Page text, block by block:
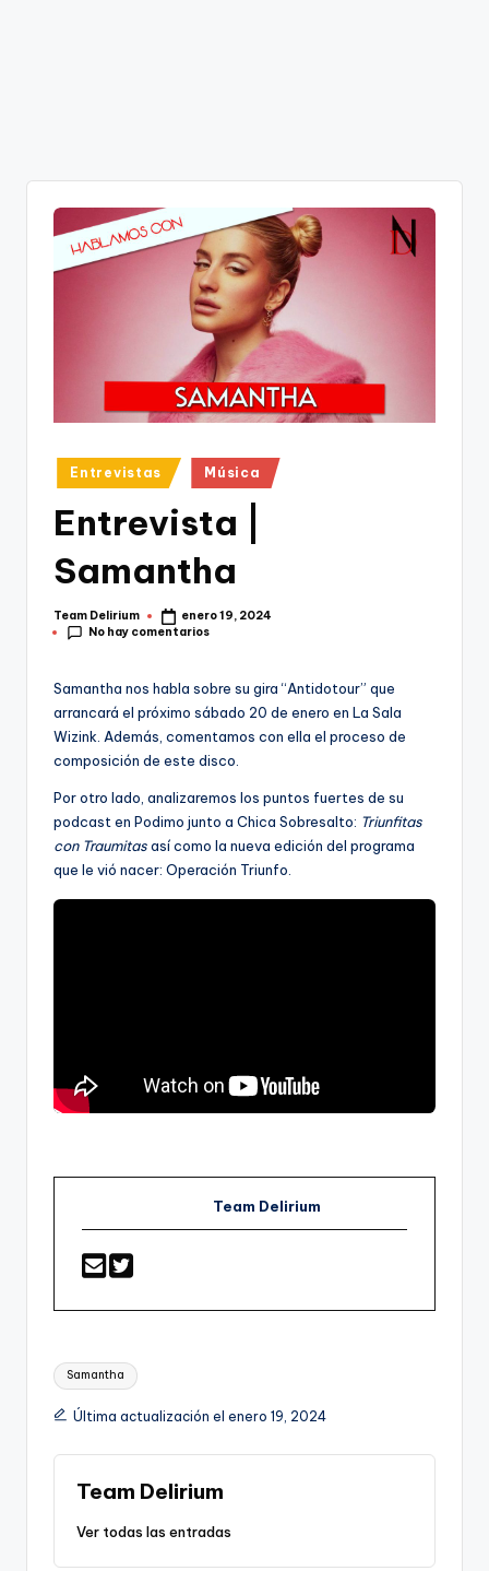
Publicado
en
Entrevistas Música
Entrevista |
Samantha
Publicado
por
Team Delirium
enero 19, 2024
No hay comentarios
Samantha nos habla sobre su gira “Antidotour” que
arrancará el próximo sábado 20 de enero en La Sala
Wizink. Además, comentamos con ella el proceso de
composición de este disco.
Por otro lado, analizaremos los puntos fuertes de su
podcast en Podimo junto a Chica Sobresalto: Triunfitas
con Traumitasasí como la nueva edición del programa
que le vió nacer: Operación Triunfo.
Team Delirium
Etiquetas:
Samantha
Última actualización el enero 19, 2024
Team Delirium
Ver todas las entradas